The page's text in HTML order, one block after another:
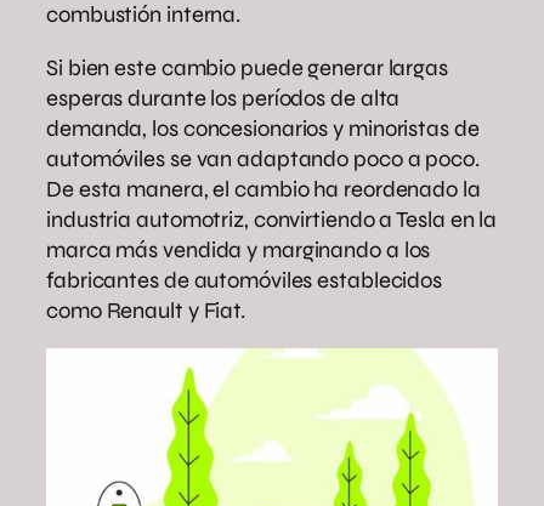
combustión interna.
Si bien este cambio puede generar largas
esperas durante los períodos de alta
demanda, los concesionarios y minoristas de
automóviles se van adaptando poco a poco.
De esta manera, el cambio ha reordenado la
industria automotriz, convirtiendo a Tesla en la
marca más vendida y marginando a los
fabricantes de automóviles establecidos
como Renault y Fiat.